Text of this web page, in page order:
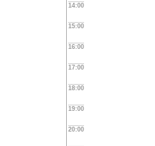
14:00
15:00
16:00
17:00
18:00
19:00
20:00